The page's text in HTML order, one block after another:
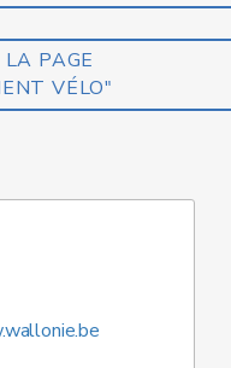
PAGE
VÉLO"